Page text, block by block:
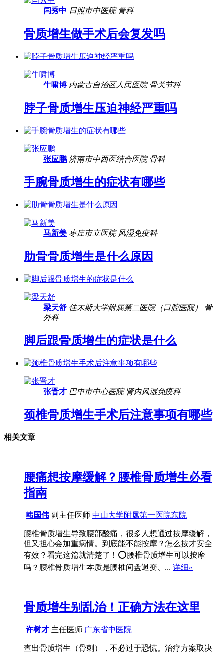
闫秀中 日照市中医院 骨科
骨质增生做手术后会复发吗
牛啸博 内蒙古自治区人民医院 骨关节科
脖子骨质增生压迫神经严重吗
张应鹏 济南市中西医结合医院 骨科
手腕骨质增生的症状有哪些
马新美 枣庄市立医院 风湿免疫科
肋骨骨质增生是什么原因
梁天舒 佳木斯大学附属第二医院（口腔医院）
骨
外科
脚后跟骨质增生的症状是什么
张晋才 巴中市中心医院 肾内风湿免疫科
颈椎骨质增生手术后注意事项有哪些
相关文章
腰痛想按摩缓解？腰椎骨质增生必看
指南
韩国伟 副主任医师 中山大学附属第一医院东院
腰椎骨质增生导致腰部酸痛，很多人想通过按摩缓解，
但又担心会加重病情。到底能不能按摩？怎么按才安全
有效？看完这篇就清楚了！⭕️腰椎骨质增生可以按摩
吗？腰椎骨质增生本质是腰椎间盘退变、... 详细»
骨质增生别乱治！正确方法在这里
许树才 主任医师 广东省中医院
查出骨质增生（骨刺），不必过于恐慌。治疗方案取决